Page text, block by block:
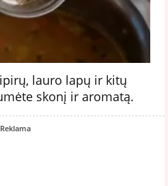
lauro lapų ir kitų
skonį ir aromatą.
Reklama